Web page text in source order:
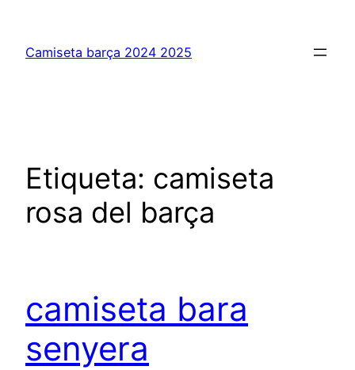
contenido
Camiseta barça 2024 2025
Etiqueta: camiseta
rosa del barça
camiseta bara
senyera